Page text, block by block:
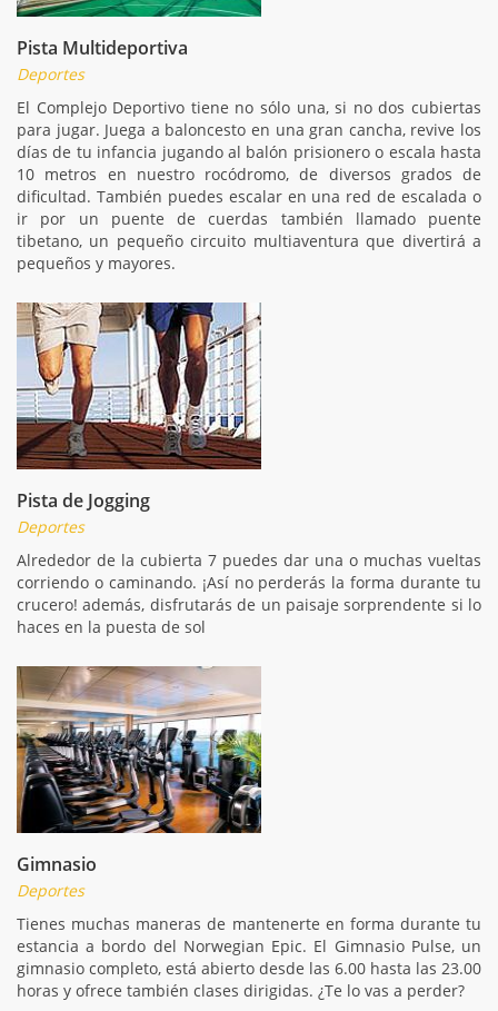
Pista Multideportiva
Deportes
El Complejo Deportivo tiene no sólo una, si no dos cubiertas
para jugar. Juega a baloncesto en una gran cancha, revive los
días de tu infancia jugando al balón prisionero o escala hasta
10 metros en nuestro rocódromo, de diversos grados de
dificultad. También puedes escalar en una red de escalada o
ir por un puente de cuerdas también llamado puente
tibetano, un pequeño circuito multiaventura que divertirá a
pequeños y mayores.
Pista de Jogging
Deportes
Alrededor de la cubierta 7 puedes dar una o muchas vueltas
corriendo o caminando. ¡Así no perderás la forma durante tu
crucero! además, disfrutarás de un paisaje sorprendente si lo
haces en la puesta de sol
Gimnasio
Deportes
Tienes muchas maneras de mantenerte en forma durante tu
estancia a bordo del Norwegian Epic. El Gimnasio Pulse, un
gimnasio completo, está abierto desde las 6.00 hasta las 23.00
horas y ofrece también clases dirigidas. ¿Te lo vas a perder?